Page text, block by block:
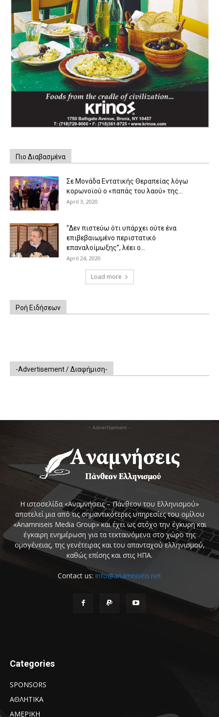
Πιο Διαβασμένα
Σε Μονάδα Εντατικής Θεραπείας λόγω
κορωνοϊού ο «παπάς του λαού» της...
April 3, 2020
“Δεν πιστεύω ότι υπάρχει ούτε ένα
επιβεβαιωμένο περιστατικό
επαναλοίμωξης”, λέει ο...
April 24, 2020
Load more
Ροή Ειδήσεων
-Advertisement / Διαφήμιση-
- Advertisement -
Η ιστοσελίδα «Αναμνήσεις – Πάνθεον του Ελληνισμού»
αποτελεί μια από τις σημαντικότερες υπηρεσίες του ομίλου
«Anamniseis Media Group» και έχει ως στόχο την έγκυρη και
έγκαιρη ενημέρωση για τα τεκταινόμενα στο χώρο της
ομογένειας, της γενέτειρας και του απανταχού ελληνισμού,
καθώς επίσης και στις ΗΠΑ.
Contact us: info@anamniseis.net
Categories
SPONSORS
ΑΘΛΗΤΙΚΑ
ΑΜΕΡΙΚΗ